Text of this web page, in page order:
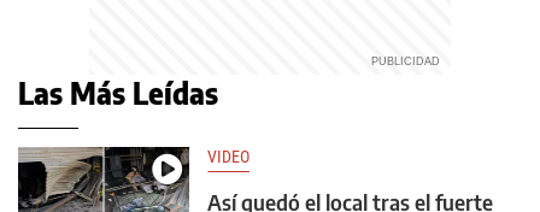
Las Más Leídas
VIDEO
Así quedó el local tras el fuerte